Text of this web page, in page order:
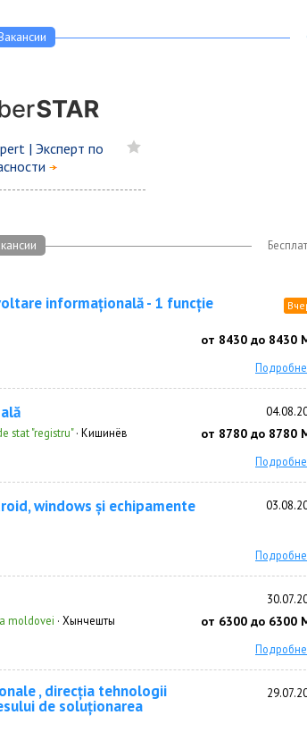
| Эксперт по
informațională - 1 funcție
от 8430 до 8430
stat "registru"· Кишинёв от 8780 до 8780
windows și echipamente
moldovei · Хынчешты от 6300 до 6300
, direcția tehnologii
de soluționarea